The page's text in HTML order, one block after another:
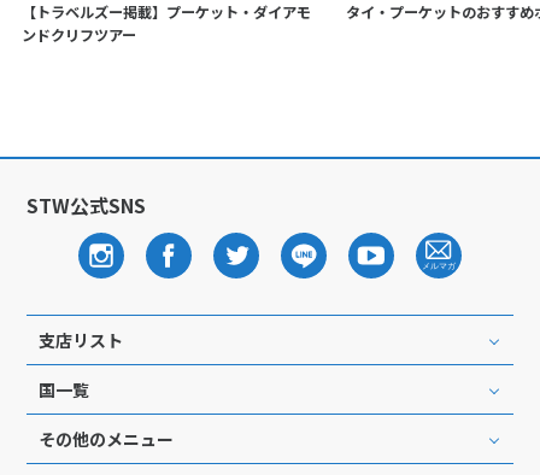
【トラベルズー掲載】プーケット・ダイアモ
ンドクリフツアー
タイ・プーケットのおすすめ
STW公式SNS
支店リスト
国一覧
その他のメニュー